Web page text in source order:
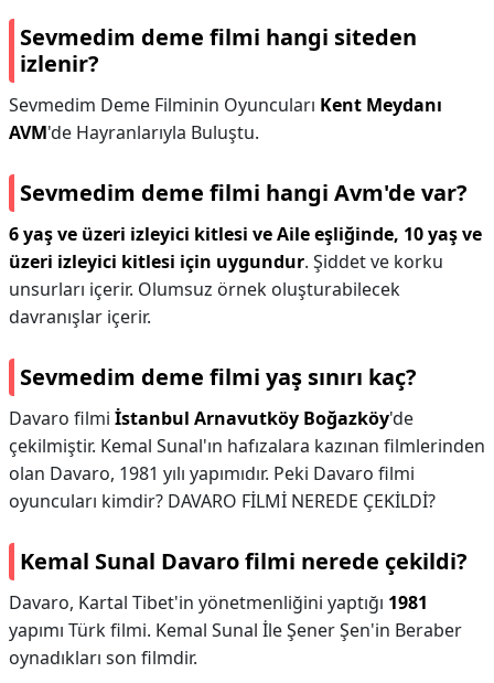
Sevmedim deme filmi hangi siteden
izlenir?
Sevmedim Deme Filminin Oyuncuları Kent Meydanı
AVM'de Hayranlarıyla Buluştu.
Sevmedim deme filmi hangi Avm'de var?
6 yaş ve üzeri izleyici kitlesi ve Aile eşliğinde, 10 yaş ve
üzeri izleyici kitlesi için uygundur. Şiddet ve korku
unsurları içerir. Olumsuz örnek oluşturabilecek
davranışlar içerir.
Sevmedim deme filmi yaş sınırı kaç?
Davaro filmi İstanbul Arnavutköy Boğazköy'de
çekilmiştir. Kemal Sunal'ın hafızalara kazınan filmlerinden
olan Davaro, 1981 yılı yapımıdır. Peki Davaro filmi
oyuncuları kimdir? DAVARO FİLMİ NEREDE ÇEKİLDİ?
Kemal Sunal Davaro filmi nerede çekildi?
Davaro, Kartal Tibet'in yönetmenliğini yaptığı 1981
yapımı Türk filmi. Kemal Sunal İle Şener Şen'in Beraber
oynadıkları son filmdir.